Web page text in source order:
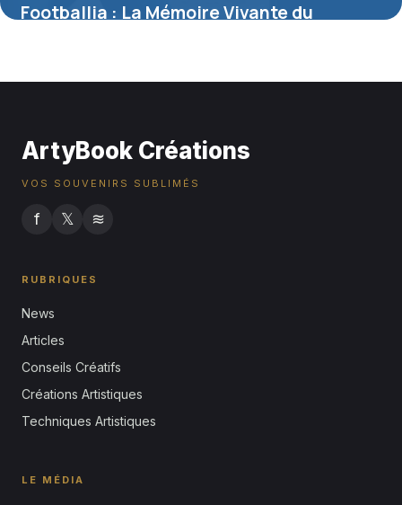
Footballia : La Mémoire Vivante du
ArtyBook Créations
VOS SOUVENIRS SUBLIMÉS
f 𝕏 ≋
RUBRIQUES
News
Articles
Conseils Créatifs
Créations Artistiques
Techniques Artistiques
LE MÉDIA